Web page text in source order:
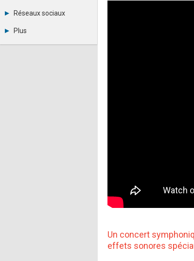
Observatoire de l'emploi
Réseaux sociaux
LinkedIn
Plus
Annonceurs
Un concert
effets sonores